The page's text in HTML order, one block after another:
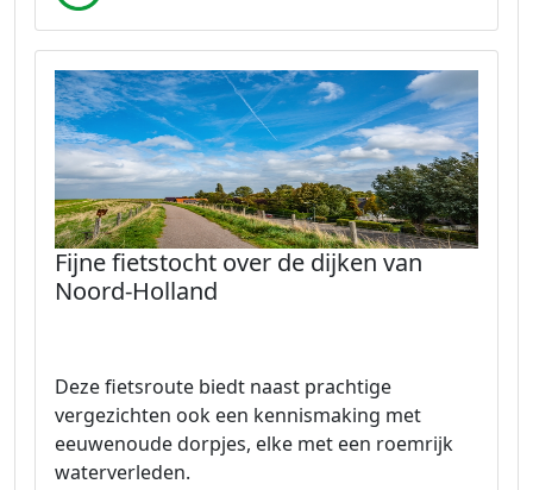
Fijne fietstocht over de dijken van
Noord-Holland
Deze fietsroute biedt naast prachtige
vergezichten ook een kennismaking met
eeuwenoude dorpjes, elke met een roemrijk
waterverleden.